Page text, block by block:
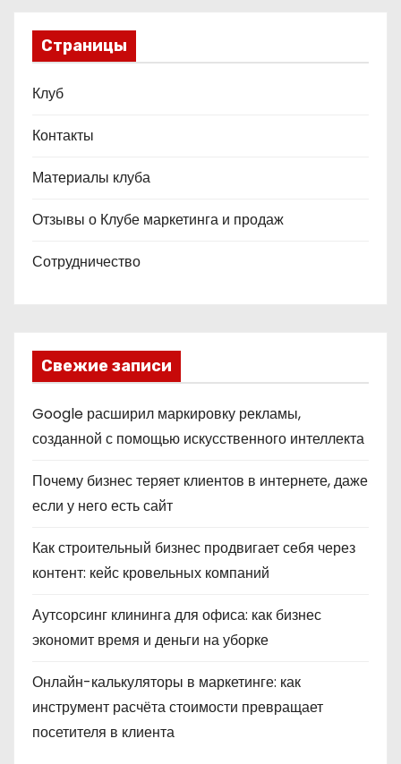
Страницы
Клуб
Контакты
Материалы клуба
Отзывы о Клубе маркетинга и продаж
Сотрудничество
Свежие записи
Google расширил маркировку рекламы,
созданной с помощью искусственного интеллекта
Почему бизнес теряет клиентов в интернете, даже
если у него есть сайт
Как строительный бизнес продвигает себя через
контент: кейс кровельных компаний
Аутсорсинг клининга для офиса: как бизнес
экономит время и деньги на уборке
Онлайн-калькуляторы в маркетинге: как
инструмент расчёта стоимости превращает
посетителя в клиента